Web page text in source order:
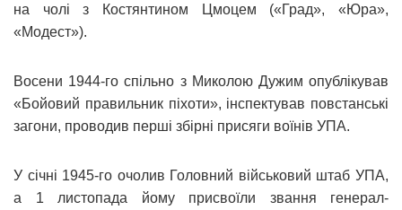
на чолі з Костянтином Цмоцем («Град», «Юра»,
«Модест»).
Восени 1944-го спільно з Миколою Дужим опублікував
«Бойовий правильник піхоти», інспектував повстанські
загони, проводив перші збірні присяги воїнів УПА.
У січні 1945-го очолив Головний військовий штаб УПА,
а 1 листопада йому присвоїли звання генерал-